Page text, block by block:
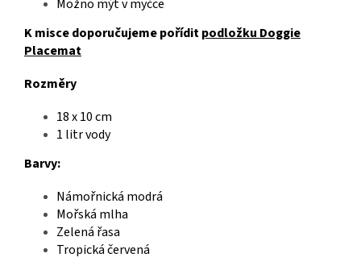
Možno mýt v myčce
K misce doporučujeme poříditpodložku Doggie
Placemat
Rozměry
18 x 10 cm
1 litr vody
Barvy:
Námořnická modrá
Mořská mlha
Zelená řasa
Tropická červená